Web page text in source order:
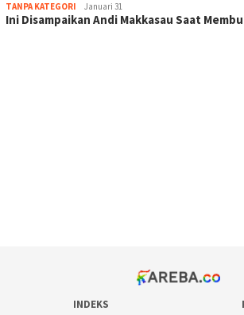
TANPA KATEGORI Januari 31
Ini Disampaikan Andi Makkasau Saat
INDEKS